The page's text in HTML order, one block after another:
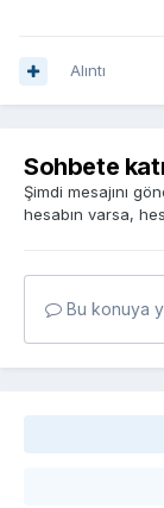
Alıntı
Sohbete
Şimdi mesajını
hesabın varsa,
Bu konuya